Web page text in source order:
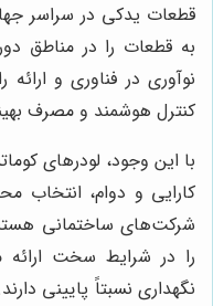
قطعات یدکی در سراسر
به قطعات را در مناطق
نوآوری در فناوری و
کنترل هوشمند و مصرف
با این وجود، لودرهای
کارایی و دوام، انتخاب
شرکت‌های ساختمانی
را در شرایط سخت
نگهداری نسبتاً پایینی